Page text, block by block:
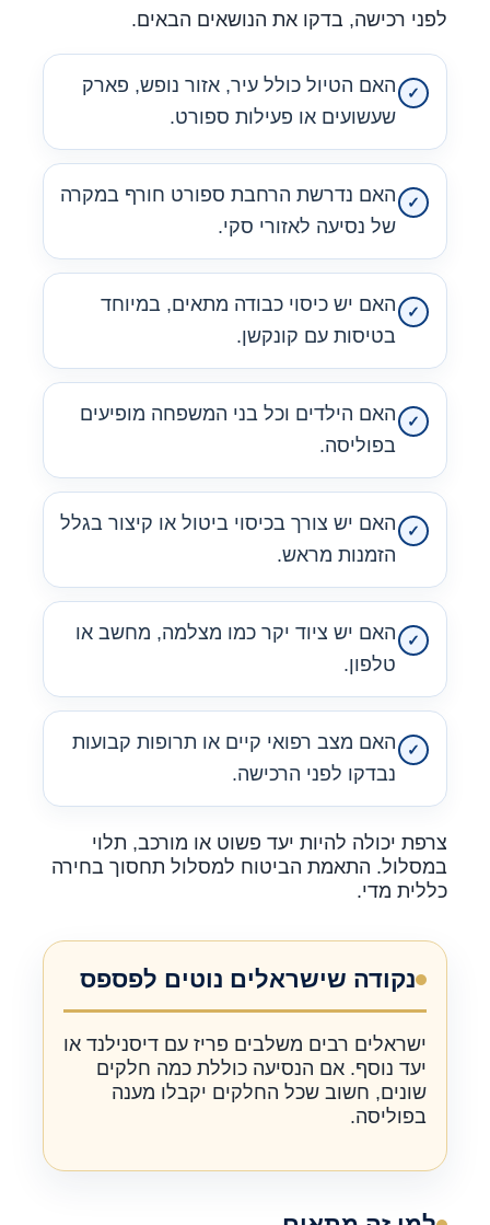
לפני רכישה, בדקו את הנושאים הבאים.
האם הטיול כולל עיר, אזור נופש, פארק
שעשועים או פעילות ספורט.
האם נדרשת הרחבת ספורט חורף במקרה
של נסיעה לאזורי סקי.
האם יש כיסוי כבודה מתאים, במיוחד
בטיסות עם קונקשן.
האם הילדים וכל בני המשפחה מופיעים
בפוליסה.
האם יש צורך בכיסוי ביטול או קיצור בגלל
הזמנות מראש.
האם יש ציוד יקר כמו מצלמה, מחשב או
טלפון.
האם מצב רפואי קיים או תרופות קבועות
נבדקו לפני הרכישה.
צרפת יכולה להיות יעד פשוט או מורכב, תלוי
במסלול. התאמת הביטוח למסלול תחסוך בחירה
כללית מדי.
נקודה שישראלים נוטים לפספס
ישראלים רבים משלבים פריז עם דיסנילנד או
יעד נוסף. אם הנסיעה כוללת כמה חלקים
שונים, חשוב שכל החלקים יקבלו מענה
בפוליסה.